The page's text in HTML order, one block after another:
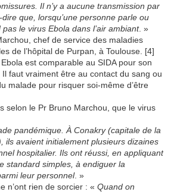
Il n’y a aucune transmission par
que, lorsqu’une personne parle ou
le virus Ebola dans l’air ambiant. »
chef de service des maladies
de l’hôpital de Purpan, à Toulouse. [4]
est comparable au SIDA pour son
faut vraiment être au contact du sang ou
malade pour risquer soi-même d’être
selon le Pr Bruno Marchou, que le virus
pandémique. À Conakry (capitale de la
ils avaient initialement plusieurs dizaines
hospitalier. Ils ont réussi, en appliquant
standard simples, à endiguer la
leur personnel. »
n’ont rien de sorcier : « Quand on